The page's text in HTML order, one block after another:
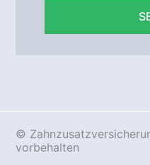
©
vorbehalten